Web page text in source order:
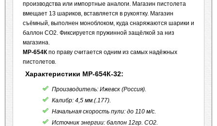
производства или импортные аналоги. Магазин пистолета
вмещает 13 шариков, вставляется в рукоятку. Магазин
съёмный, выполнен моноблоком, куда снаряжаются шарики и
баллон СО2. Фиксируется пружинной защёлкой за низ
магазина.
МР-654Кпо праву считается одним из самых надёжных
пистолетов.
Характеристики МР-654К-32:
Производитель: Ижевск (Россия).
Калибр: 4,5 мм.(.177).
Начальная скорость пули: до 110 м/с.
Источник энергии: баллон 12гр. CO2.